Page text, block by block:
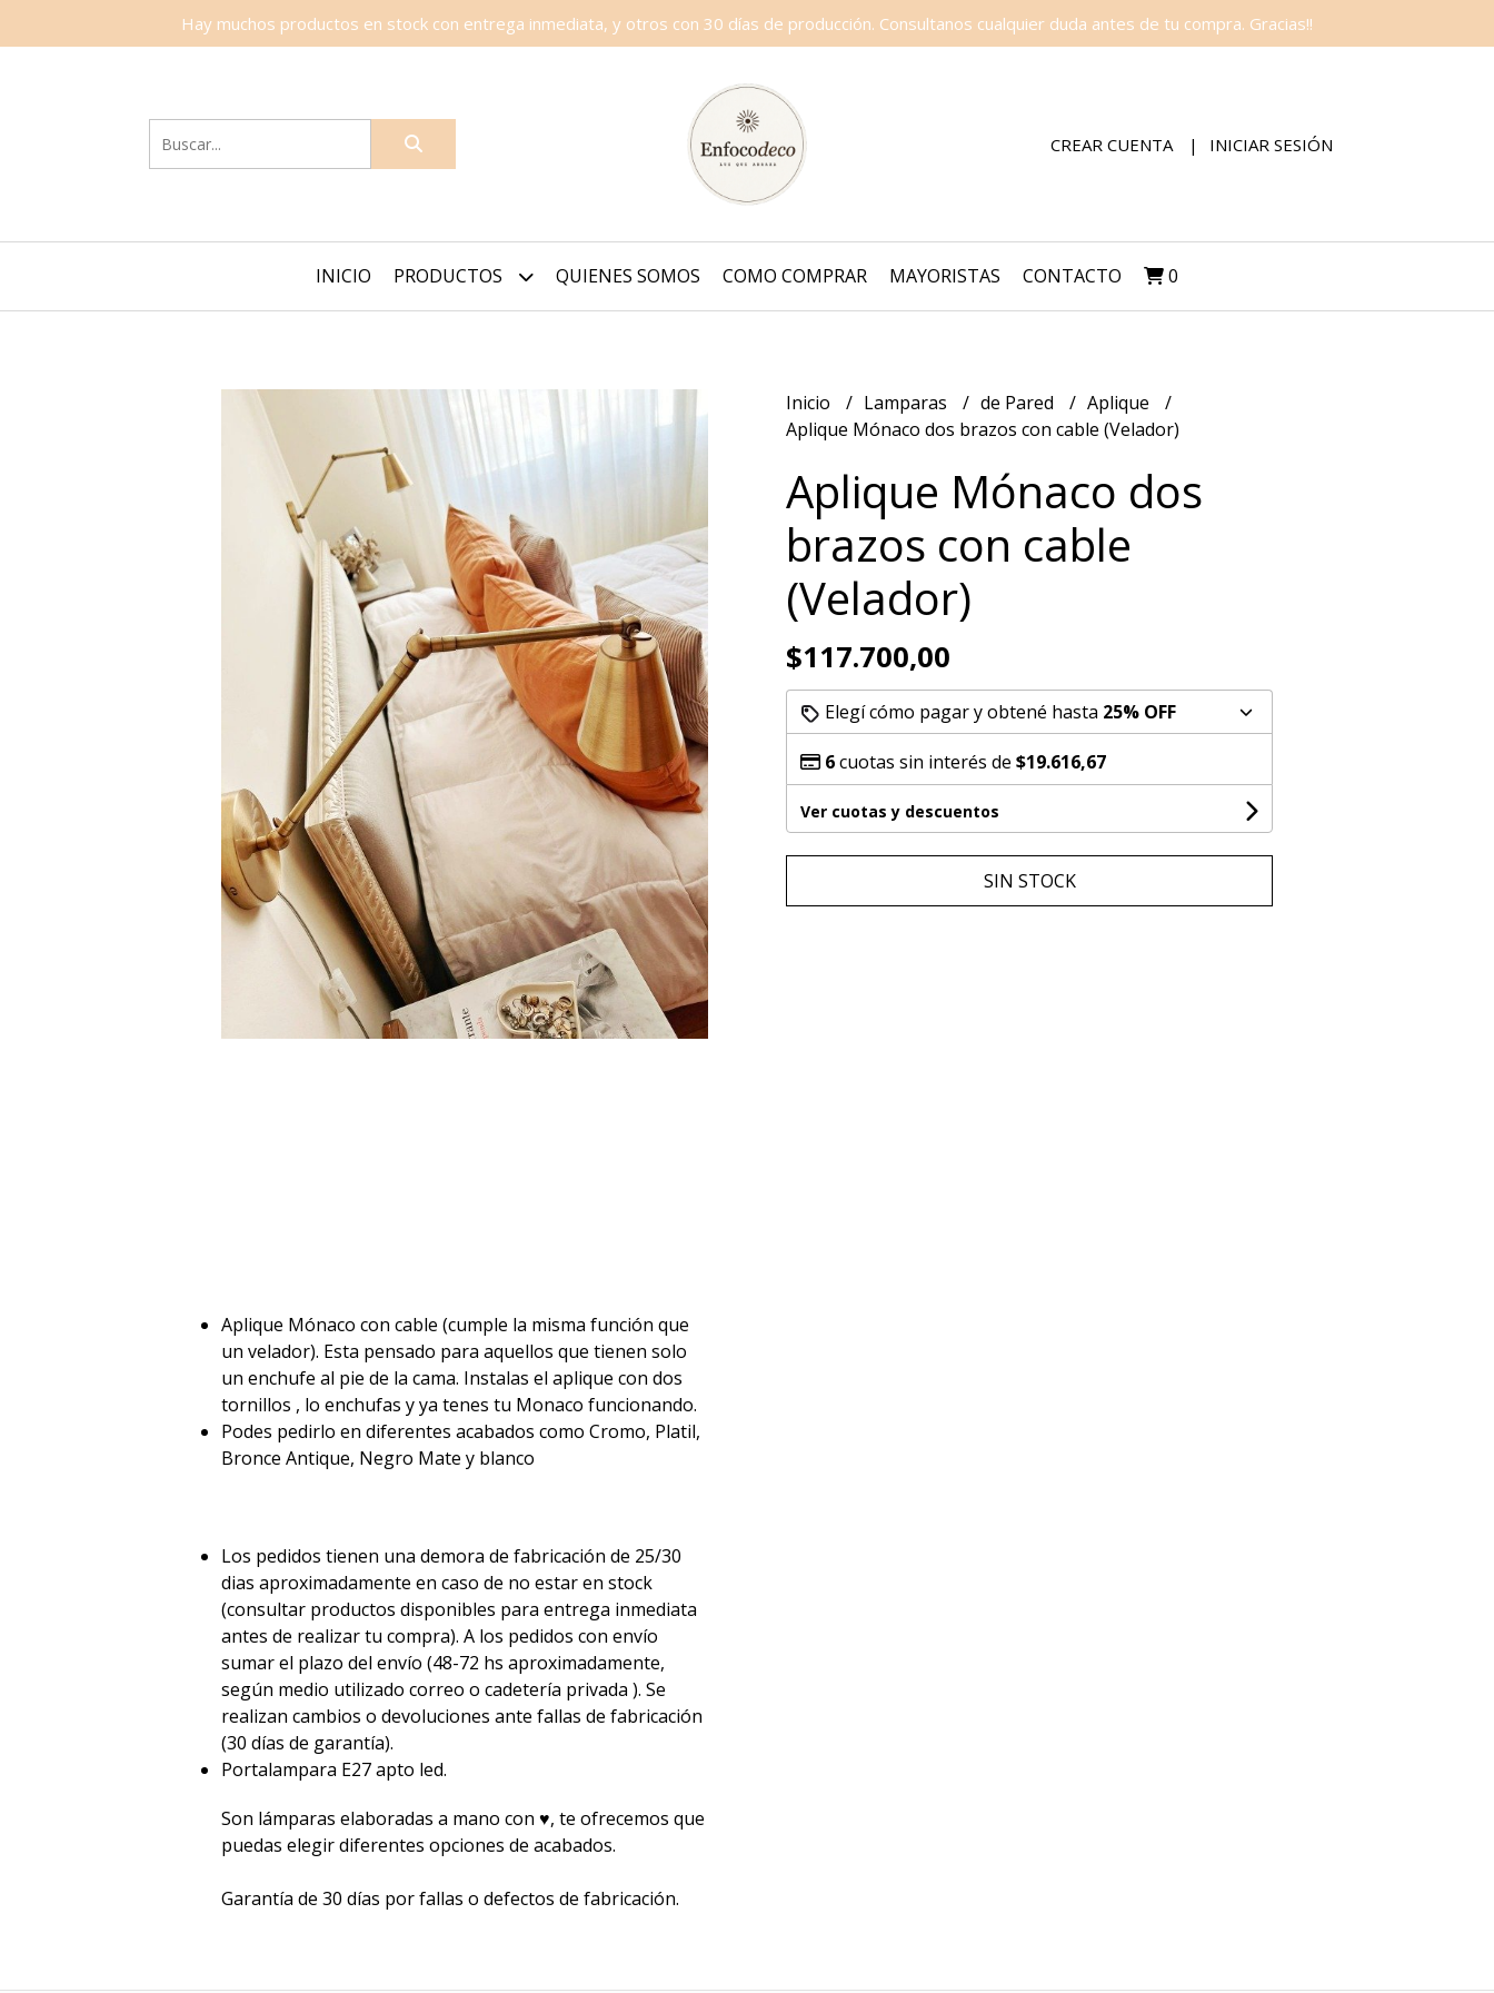
Hay muchos productos en stock con entrega inmediata, y otros con 30 días de producción. Consultanos cualquier duda antes de tu compra. Gracias!!
CREAR CUENTA INICIAR SESIÓN
INICIO PRODUCTOS QUIENES SOMOS COMO COMPRAR MAYORISTAS CONTACTO 0
Aplique Mónaco con cable (cumple la misma función que
un velador). Esta pensado para aquellos que tienen solo
un enchufe al pie de la cama. Instalas el aplique con dos
tornillos , lo enchufas y ya tenes tu Monaco funcionando.
Podes pedirlo en diferentes acabados como Cromo, Platil,
Bronce Antique, Negro Mate y blanco
Los pedidos tienen una demora de fabricación de 25/30
dias aproximadamente en caso de no estar en stock
(consultar productos disponibles para entrega inmediata
antes de realizar tu compra). A los pedidos con envío
sumar el plazo del envío (48-72 hs aproximadamente,
según medio utilizado correo o cadetería privada ). Se
realizan cambios o devoluciones ante fallas de fabricación
(30 días de garantía).
Portalampara E27 apto led.
Son lámparas elaboradas a mano con ♥, te ofrecemos que
puedas elegir diferentes opciones de acabados.
Garantía de 30 días por fallas o defectos de fabricación.
Inicio Lamparas de Pared
Aplique
Aplique Mónaco dos brazos con cable (Velador)
Aplique Mónaco dos
brazos con cable
(Velador)
$117.700,00
Elegí cómo pagar y obtené hasta 25% OFF
6cuotas sin interés de $19.616,67
Ver cuotas y descuentos
SIN STOCK